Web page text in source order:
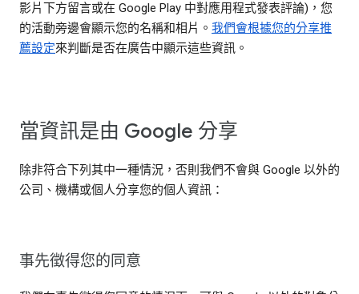
影片下方留言或在 Google Play 中對應用程式發表評論)，您
的活動旁邊會顯示您的名稱和相片。 我們會根據您的分享推
薦設定來判斷是否在廣告中顯示這些資訊。
當資訊是由 Google 分享
除非符合下列其中一種情況，否則我們不會與 Google 以外的
公司、機構或個人分享您的個人資訊：
事先徵得您的同意